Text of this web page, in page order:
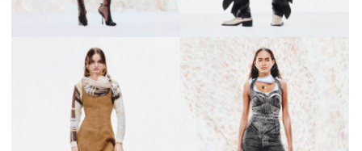
Log in or Sign up
SPUR読者のためのメンバーシッププログラム
「The SPUR Club」。
便利な機能と特典を無料で楽し